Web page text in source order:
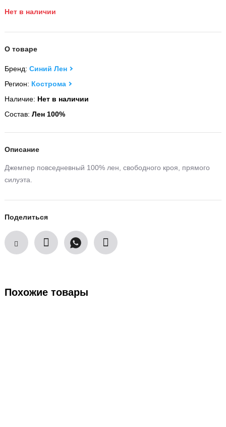
Нет в наличии
О товаре
Бренд: Синий Лен
Регион: Кострома
Наличие: Нет в наличии
Состав: Лен 100%
Описание
Джемпер повседневный 100% лен, свободного кроя, прямого
силуэта.
Поделиться
Похожие товары